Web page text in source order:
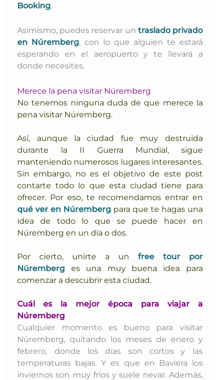
Booking,
Asimismo, puedes reservar un traslado privado
en Núremberg, con lo que alguien te estará
esperando en el aeropuerto y te llevará a
donde necesites.
Merece la pena visitar Núremberg
No tenemos ninguna duda de que merece la
pena visitar Núremberg.
Así, aunque la ciudad fue muy destruida
durante la II Guerra Mundial, sigue
manteniendo numerosos lugares interesantes.
Sin embargo, no es el objetivo de este post
contarte todo lo que esta ciudad tiene para
ofrecer. Por eso, te recomendamos entrar en
qué ver en Núremberg para que te hagas una
idea de todo lo que se puede hacer en
Núremberg en un día o dos.
Por cierto, unirte a un free tour por
Núremberg
es una muy buena idea para
comenzar a descubrir esta ciudad.
Cuál es la mejor época para viajar a
Núremberg
Cualquier momento es bueno para visitar
Núremberg, quitando los meses de enero y
febrero, donde los días son cortos y las
temperaturas bajas. Y es que en Baviera los
inviernos son muy fríos y suele nevar. Además,